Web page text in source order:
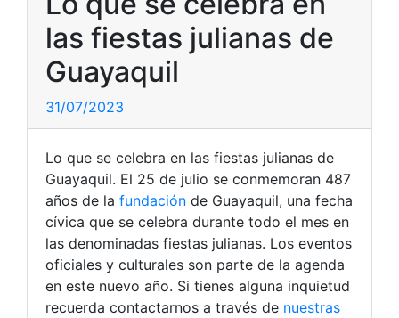
las fiestas julianas de
Guayaquil
31/07/2023
Lo que se celebra en las fiestas julianas de
Guayaquil. El 25 de julio se conmemoran 487
años de la fundación de Guayaquil, una fecha
cívica que se celebra durante todo el mes en
las denominadas fiestas julianas. Los eventos
oficiales y culturales son parte de la agenda
en este nuevo año. Si tienes alguna inquietud
recuerda contactarnos a través de nuestras